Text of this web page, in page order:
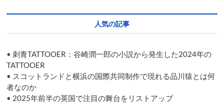
Japanese
audiences
人気の記事
•刺青TATTOOER：谷崎潤一郎の小説から発生した2024年の
TATTOOER
• スコットランドと横浜の国際共同制作で現れる品川猿とは何
者なのか
• 2025年前半の英国で注目の舞台をリストアップ